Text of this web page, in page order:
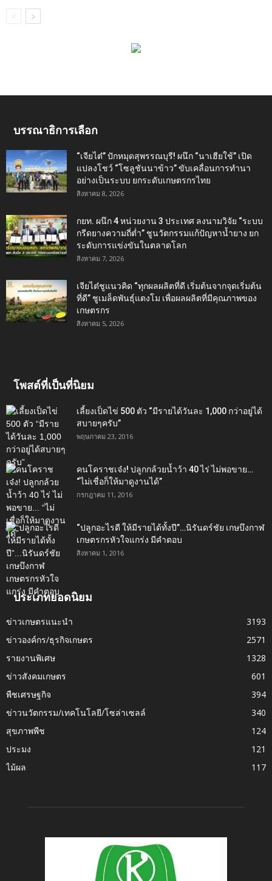
บรรณาธิการเลือก
“เจียไต๋” ปักหมุดสุพรรณบุรี! ผนึก “นาเฮียใช้” เปิด
แปลงโชว์ “โซลูชันนาข้าว” ขับเคลื่อนการทำนา
อย่างเป็นระบบ ยกระดับเกษตรกรไทย
สิงหาคม 8, 2026
กยท. ผนึก 4 หน่วยงาน 3 ประเทศ ลงนามวิจัย “ระบบ
กรีดยางความถี่ต่ำ” ชูนวัตกรรมแก้ปัญหาน้ำยาง ยก
ระดับการแข่งขันในตลาดโลก
สิงหาคม 7, 2026
เจียไต๋ชูแนวคิด “ทุกผลผลิตที่ดี เริ่มต้นจากจุดเริ่มต้น
ที่ดี” ชูเมล็ดพันธุ์แตงโม เพื่อผลผลิตที่มีคุณภาพของ
เกษตรกร
สิงหาคม 5, 2026
โพสต์ที่เป็นที่นิยม
เลี้ยงเป็ดไข่ 500 ตัว “มีรายได้วันละ 1,000 กว่าอยู่ได้
สบายๆครับ”
พฤษภาคม 23, 2016
คนโคราชเจ๋ง! ปลูกกล้วยน้ำว้า 40 ไร่ ไม่พอขาย…
“ไม่เชื่อก็ให้มาดูงานได้”‬
กรกฎาคม 11, 2016
“ปลูกอะไรดี ให้มีรายได้ทั้งปี”…นิรันดร์ชัย เกษบึงกาฬ
เกษตรกรหัวใจแกร่ง มีคำตอบ
สิงหาคม 1, 2016
ประเภทยอดนิยม
ข่าวเกษตรแนะนำ
3193
ข่าวองค์กร/ธุรกิจเกษตร
2571
รายงานพิเศษ
1328
ข่าวสังคมเกษตร
601
พืชเศรษฐกิจ
394
ข่าวนวัตกรรม/เทคโนโลยี/โซล่าเซลล์
340
สุขภาพพืช
124
ประมง
121
ไม้ผล
117